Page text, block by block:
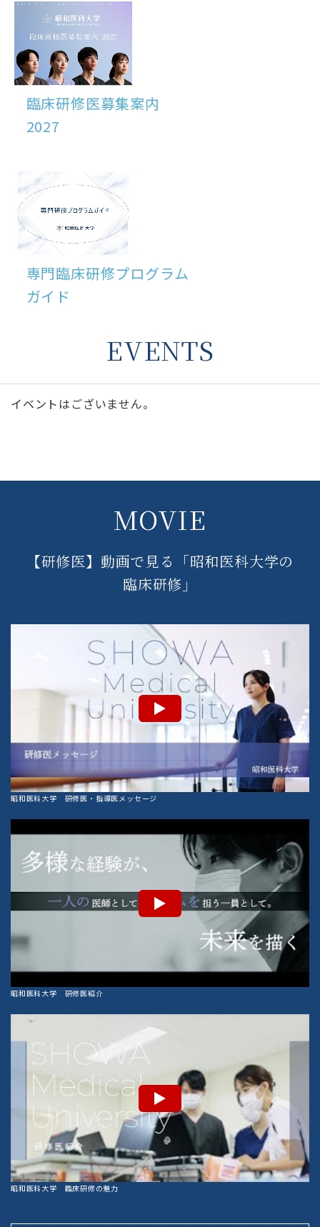
臨床研修医募集案内
2027
専門臨床研修プログラム
ガイド
EVENTS
イベントはございません。
MOVIE
【研修医】動画で見る「昭和医科大学の
臨床研修」
昭和医科大学 研修医・指導医メッセージ
昭和医科大学 研修医紹介
昭和医科大学 臨床研修の魅力